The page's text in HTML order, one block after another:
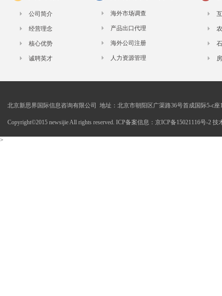
公司简介
经营理念
核心优势
诚聘英才
海外市场调查
产品出口代理
海外公司注册
人力资源管理
北京新思界国际信息咨询有限公司 地址：北京市朝阳区广渠路36号首成国际5-c座
Copyright©2015 newsijie All rights reserved. ICP备案信息：京ICP备15021116号-2 技
>